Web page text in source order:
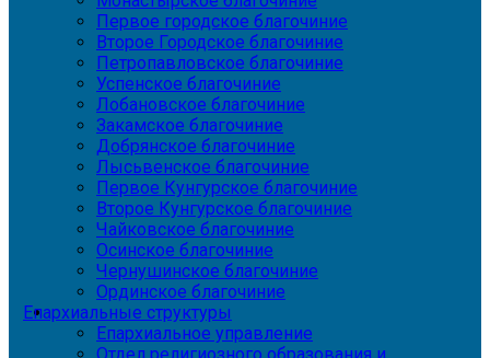
Первое городское благочиние
Второе Городское благочиние
Петропавловское благочиние
Успенское благочиние
Лобановское благочиние
Закамское благочиние
Добрянское благочиние
Лысьвенское благочиние
Первое Кунгурское благочиние
Второе Кунгурское благочиние
Чайковское благочиние
Осинское благочиние
Чернушинское благочиние
Ординское благочиние
Епархиальные структуры
Епархиальное управление